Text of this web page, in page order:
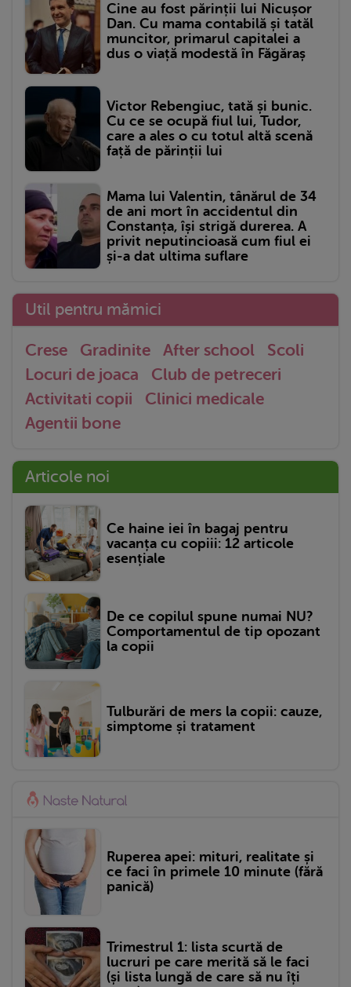
Cine au fost părinții lui Nicușor
Dan. Cu mama contabilă și tatăl
muncitor, primarul capitalei a
dus o viață modestă în Făgăraș
Victor Rebengiuc, tată și bunic.
Cu ce se ocupă fiul lui, Tudor,
care a ales o cu totul altă scenă
față de părinții lui
Mama lui Valentin, tânărul de 34
de ani mort în accidentul din
Constanța, își strigă durerea. A
privit neputincioasă cum fiul ei
și-a dat ultima suflare
Util pentru mămici
Crese Gradinite After school
Scoli
Locuri de joaca
Club de petreceri
Activitati copii
Clinici medicale
Agentii bone
Articole noi
Ce haine iei în bagaj pentru
vacanța cu copiii: 12 articole
esențiale
De ce copilul spune numai NU?
Comportamentul de tip opozant
la copii
Tulburări de mers la copii: cauze,
simptome și tratament
Ruperea apei: mituri, realitate și
ce faci în primele 10 minute (fără
panică)
Trimestrul 1: lista scurtă de
lucruri pe care merită să le faci
(și lista lungă de care să nu îți